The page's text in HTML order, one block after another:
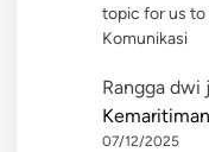
topic for us to
Komunikasi
Rangga dwi
07/12/2025